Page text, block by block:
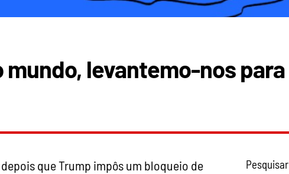
mundo, levantemo-nos para
que Trump impôs um bloqueio de
Pesquisar